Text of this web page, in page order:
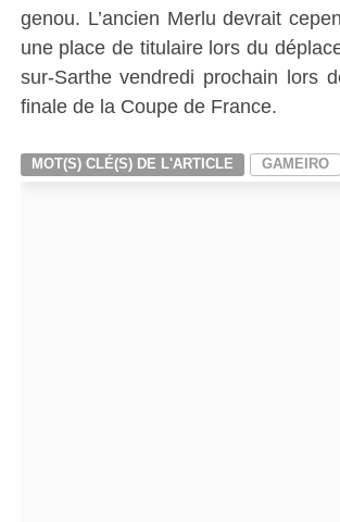
genou. L’ancien Merlu devrait
une place de titulaire lors du
sur-Sarthe vendredi prochain lors
finale de la Coupe de France.
MOT(S) CLÉ(S) DE L'ARTICLE GAMEIRO